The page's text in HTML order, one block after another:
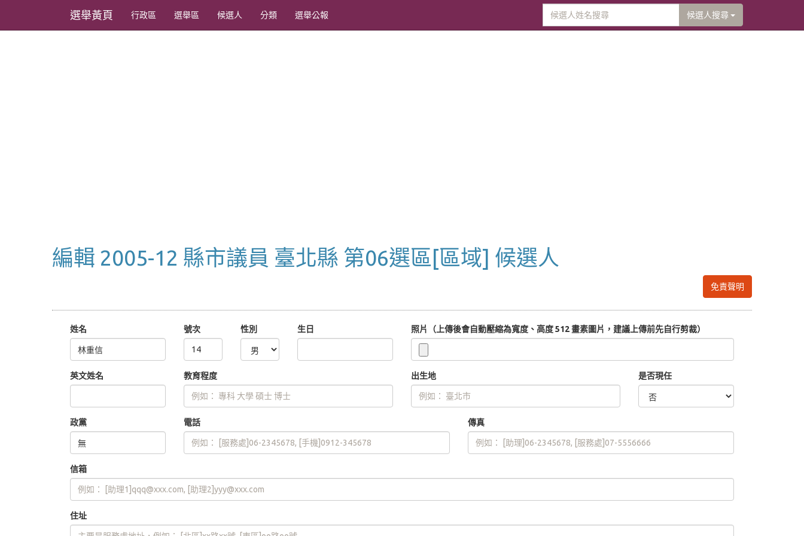
選舉黃頁 行政區 選舉區 候選人 分類 選舉公報 候選人搜尋
編輯 2005-12 縣市議員 臺北縣 第06選區[區域] 候選人
免責聲明
姓名 號次 性別 生日 照片（上傳後會自動壓縮為寬度、高度 512 畫素圖片，建議上傳前先自行剪裁）
英文姓名 教育程度 出生地 是否現任
政黨 電話 傳真
信箱
住址